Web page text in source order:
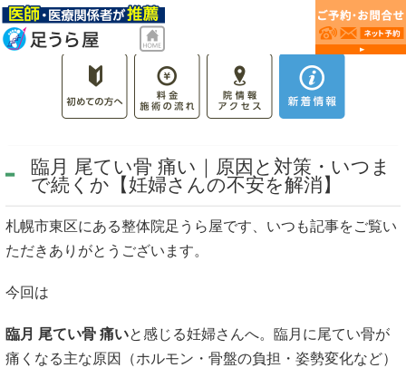
臨月 尾てい骨 痛い｜原因と対策・いつま
で続くか【妊婦さんの不安を解消】
札幌市東区にある整体院足うら屋です、いつも記事をご覧い
ただきありがとうございます。
今回は
臨月 尾てい骨 痛いと感じる妊婦さんへ。臨月に尾てい骨が
痛くなる主な原因（ホルモン・骨盤の負担・姿勢変化など）